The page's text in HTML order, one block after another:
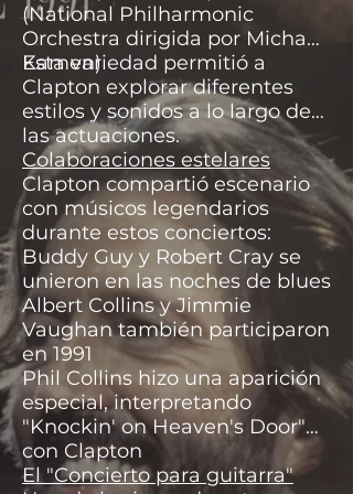
(National Philharmonic
Orchestra dirigida por Michael
Kamen)
Esta variedad permitió a
Clapton explorar diferentes
estilos y sonidos a lo largo de
las actuaciones.
Colaboraciones estelares
Clapton compartió escenario
con músicos legendarios
durante estos conciertos:
Buddy Guy y Robert Cray se
unieron en las noches de blues
Albert Collins y Jimmie
Vaughan también participaron
en 1991
Phil Collins hizo una aparición
especial, interpretando
"Knockin' on Heaven's Door"
con Clapton
El "Concierto para guitarra"